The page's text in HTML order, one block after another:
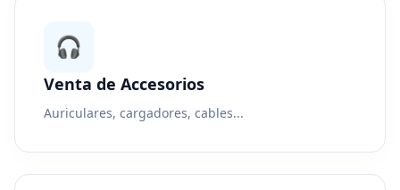
🎧
Venta de Accesorios
Auriculares, cargadores, cables...